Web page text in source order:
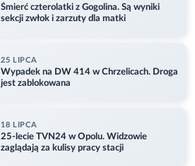
Śmierć czterolatki z Gogolina. Są wyniki
sekcji zwłok i zarzuty dla matki
25 LIPCA
Wypadek na DW 414 w Chrzelicach. Droga
jest zablokowana
18 LIPCA
25-lecie TVN24 w Opolu. Widzowie
zaglądają za kulisy pracy stacji